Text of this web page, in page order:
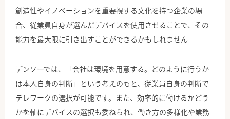
創造性やイノベーションを重要視する文化を持つ企業の場
合、従業員自身が選んだデバイスを使用させることで、その
能力を最大限に引き出すことができるかもしれません
デンソーでは、「会社は環境を用意する。どのように行うか
は本人自身の判断」という考えのもと、従業員自身の判断で
テレワークの選択が可能です。また、効率的に働けるかどう
かを軸にデバイスの選択も委ねられ、働き方の多様化や業務